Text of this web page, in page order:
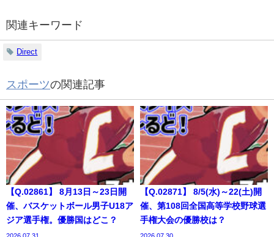
関連キーワード
Direct
スポーツの関連記事
【Q.02861】 8月13日～23日開
催、バスケットボール男子U18ア
ジア選手権。優勝国はどこ？
【Q.02871】 8/5(水)～22(土)開
催、第108回全国高等学校野球選
手権大会の優勝校は？